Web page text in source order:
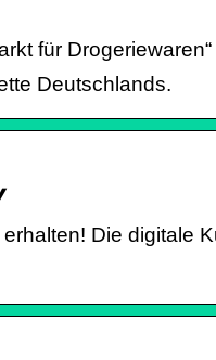
für
Deutschlands.
Die digitale